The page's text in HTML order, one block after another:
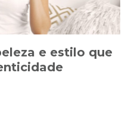
e estilo que